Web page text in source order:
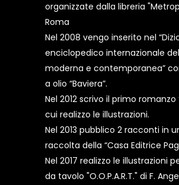
organizzate dalla libreria
Roma
Nel 2008 vengo inserito nel
enciclopedico internazionale
moderna e contemporanea”
a olio “Baviera”.
Nel 2012 scrivo il primo romanzo
cui realizzo le illustrazioni.
Nel 2013 pubblico 2 racconti in
raccolta della “Casa Editrice
Nel 2017 realizzo le illustrazioni
da tavolo "O.O.P.A.R.T." di F.